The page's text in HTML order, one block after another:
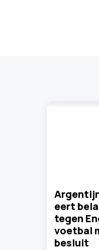
eert
tegen
voetbal
besluit